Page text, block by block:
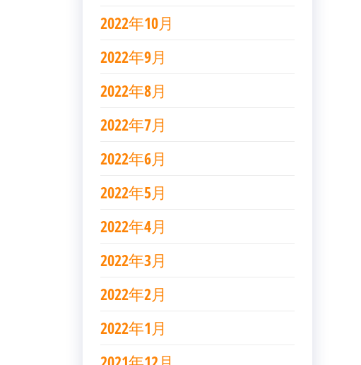
2022年10月
2022年9月
2022年8月
2022年7月
2022年6月
2022年5月
2022年4月
2022年3月
2022年2月
2022年1月